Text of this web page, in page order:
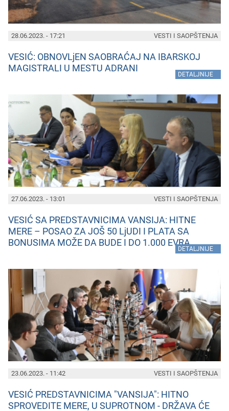
28.06.2023. - 17:21
VESIĆ: OBNOVLjEN SAOBRAĆAJ NA IBARSKOJ
MAGISTRALI U MESTU ADRANI
DETALJNIJE
VESTI I SAOPŠTENJA
27.06.2023. - 13:01
VESIĆ SA PREDSTAVNICIMA VANSIJA: HITNE
MERE – POSAO ZA JOŠ 50 LjUDI I PLATA SA
BONUSIMA MOŽE DA BUDE I DO 1.000 EVRA
DETALJNIJE
VESTI I SAOPŠTENJA
23.06.2023. - 11:42
VESIĆ PREDSTAVNICIMA "VANSIJA": HITNO
SPROVEDITE MERE, U SUPROTNOM - DRŽAVA ĆE
VESTI I SAOPŠTENJA